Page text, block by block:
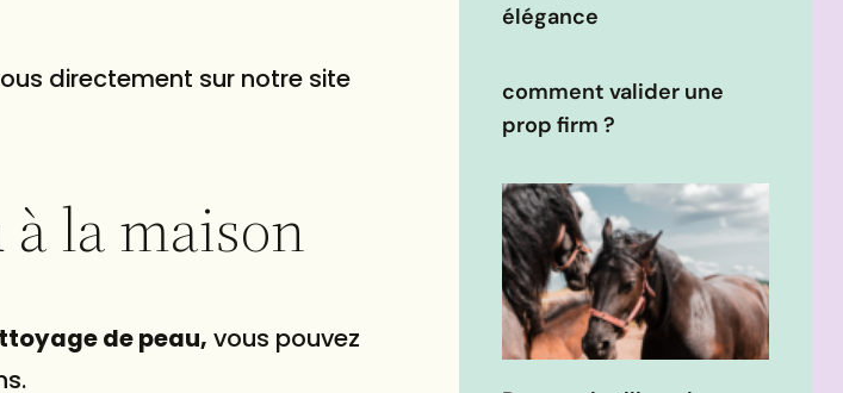
directement sur notre site
à la maison
de peau, vous pouvez
élégance
comment valider une
prop firm ?